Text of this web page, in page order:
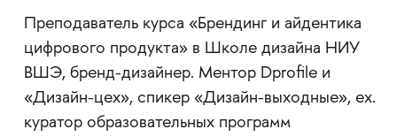
Преподаватель курса «Брендинг и айдентика
цифрового продукта» в Школе дизайна НИУ
ВШЭ, бренд-дизайнер. Ментор Dprofile и
«Дизайн-цех», спикер «Дизайн-выходные», ех.
куратор образовательных программ